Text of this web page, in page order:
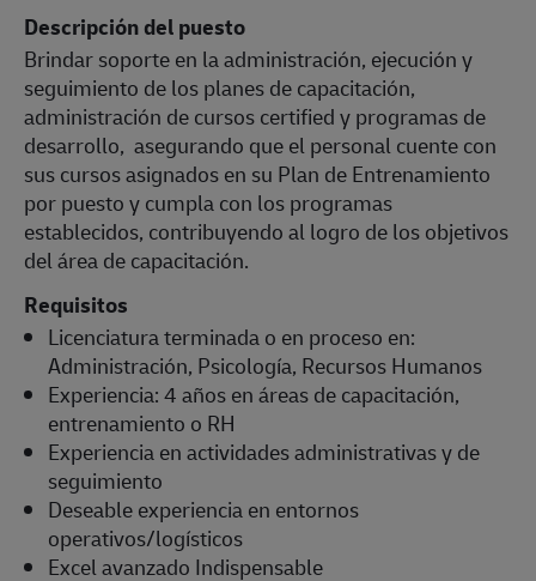
Descripción del puesto
Brindar soporte en la administración, ejecución y
seguimiento de los planes de capacitación,
administración de cursos certified y programas de
desarrollo, asegurando que el personal cuente con
sus cursos asignados en su Plan de Entrenamiento
por puesto y cumpla con los programas
establecidos, contribuyendo al logro de los objetivos
del área de capacitación.
Requisitos
Licenciatura terminada o en proceso en:
Administración, Psicología, Recursos Humanos
Experiencia: 4 años en áreas de capacitación,
entrenamiento o RH
Experiencia en actividades administrativas y de
seguimiento
Deseable experiencia en entornos
operativos/logísticos
Excel avanzado Indispensable